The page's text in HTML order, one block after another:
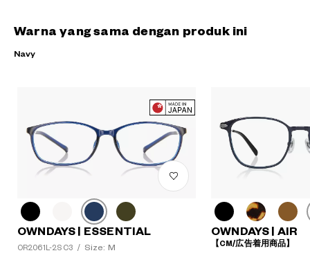
Warna yang sama dengan produk ini
Navy
OWNDAYS | ESSENTIAL
OR2061L-2S C3 / Size: M
OWNDAYS | AIR
【CM/広告着用商品】